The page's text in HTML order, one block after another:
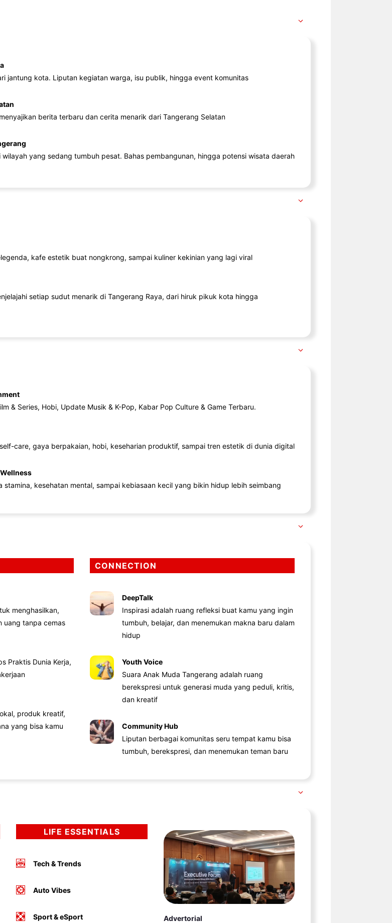
jantung kota. Liputan kegiatan warga, isu publik, hingga event komunitas
berita terbaru dan cerita menarik dari Tangerang Selatan
wilayah yang sedang tumbuh pesat. Bahas pembangunan, hingga potensi wisata daerah
kafe estetik buat nongkrong, sampai kuliner kekinian yang lagi viral
setiap sudut menarik di Tangerang Raya, dari hiruk pikuk kota hingga
& Series, Hobi, Update Musik & K-Pop, Kabar Pop Culture & Game Terbaru.
care, gaya berpakaian, hobi, keseharian produktif, sampai tren estetik di dunia digital
stamina, kesehatan mental, sampai kebiasaan kecil yang bikin hidup lebih seimbang
menghasilkan,
uang tanpa cemas
Praktis Dunia Kerja,
produk kreatif,
yang bisa kamu
CONNECTION
DeepTalk
Inspirasi adalah ruang refleksi buat kamu yang ingin
tumbuh, belajar, dan menemukan makna baru dalam
hidup
Youth Voice
Suara Anak Muda Tangerang adalah ruang
berekspresi untuk generasi muda yang peduli, kritis,
dan kreatif
Community Hub
Liputan berbagai komunitas seru tempat kamu bisa
tumbuh, berekspresi, dan menemukan teman baru
LIFE ESSENTIALS
Tech & Trends
Auto Vibes
Sport & eSport
Advertorial